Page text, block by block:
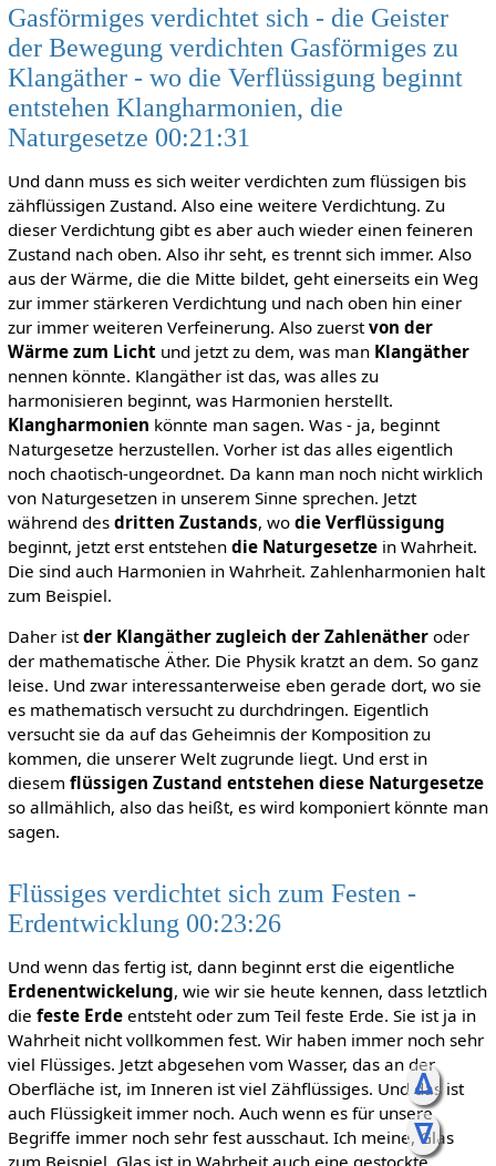
ᐃ
ᐁ
Gasförmiges verdichtet sich - die Geister
der Bewegung verdichten Gasförmiges zu
Klangäther - wo die Verflüssigung beginnt
entstehen Klangharmonien, die
Naturgesetze 00:21:31
Und dann muss es sich weiter verdichten zum flüssigen bis
zähflüssigen Zustand. Also eine weitere Verdichtung. Zu
dieser Verdichtung gibt es aber auch wieder einen feineren
Zustand nach oben. Also ihr seht, es trennt sich immer. Also
aus der Wärme, die die Mitte bildet, geht einerseits ein Weg
zur immer stärkeren Verdichtung und nach oben hin einer
zur immer weiteren Verfeinerung. Also zuerstvon der
Wärme zum Lichtund jetzt zu dem, was man Klangäther
nennen könnte. Klangäther ist das, was alles zu
harmonisieren beginnt, was Harmonien herstellt.
Klangharmonien könnte man sagen. Was - ja, beginnt
Naturgesetze herzustellen. Vorher ist das alles eigentlich
noch chaotisch-ungeordnet. Da kann man noch nicht wirklich
von Naturgesetzen in unserem Sinne sprechen. Jetzt
während des dritten Zustands, wo die Verflüssigung
beginnt, jetzt erst entstehen die Naturgesetzein Wahrheit.
Die sind auch Harmonien in Wahrheit. Zahlenharmonien halt
zum Beispiel.
Daher istder Klangäther zugleich der Zahlenätheroder
der mathematische Äther. Die Physik kratzt an dem. So ganz
leise. Und zwar interessanterweise eben gerade dort, wo sie
es mathematisch versucht zu durchdringen. Eigentlich
versucht sie da auf das Geheimnis der Komposition zu
kommen, die unserer Welt zugrunde liegt. Und erst in
diesem flüssigen Zustand entstehen diese Naturgesetze
so allmählich, also das heißt, es wird komponiert könnte man
sagen.
Flüssiges verdichtet sich zum Festen -
Erdentwicklung 00:23:26
Und wenn das fertig ist, dann beginnt erst die eigentliche
Erdenentwickelung, wie wir sie heute kennen, dass letztlich
die feste Erdeentsteht oder zum Teil feste Erde. Sie ist ja in
Wahrheit nicht vollkommen fest. Wir haben immer noch sehr
viel Flüssiges. Jetzt abgesehen vom Wasser, das an der
Oberfläche ist, im Inneren ist viel Zähflüssiges. Und das ist
auch Flüssigkeit immer noch. Auch wenn es für unsere
Begriffe immer noch sehr fest ausschaut. Ich meine, Glas
zum Beispiel, Glas ist in Wahrheit auch eine gestockte